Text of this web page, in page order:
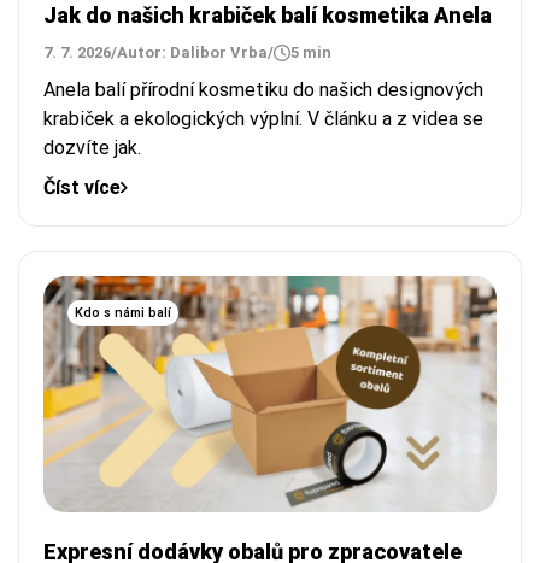
Jak do našich krabiček balí kosmetika Anela
7. 7. 2026/Autor: Dalibor Vrba/ 5 min
Anela balí přírodní kosmetiku do našich designových
krabiček a ekologických výplní. V článku a z videa se
dozvíte jak.
Číst více
Kdo s námi balí
Expresní dodávky obalů pro zpracovatele